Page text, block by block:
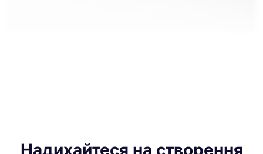
Надихайтеся на створення